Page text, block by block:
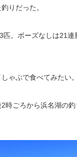
りだった。
匹。ボーズなしは21連
ゃぶで食べてみたい。
時ごろから浜名湖の